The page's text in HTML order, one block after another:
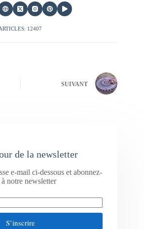
12407
SUIVANT
de la newsletter
e-mail ci-dessous et abonnez-
notre newsletter
S’inscrire